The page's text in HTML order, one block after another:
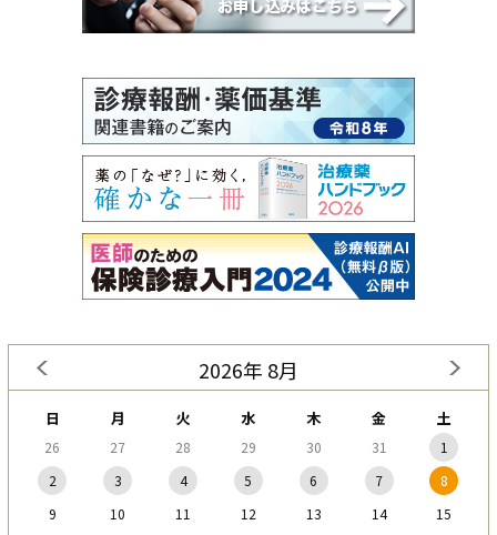
2026年 8月
日 月 火 水 木 金 土
26 27 28 29 30 31
1
2
3 4 5 6 7
8
9
10 11 12 13 14
15